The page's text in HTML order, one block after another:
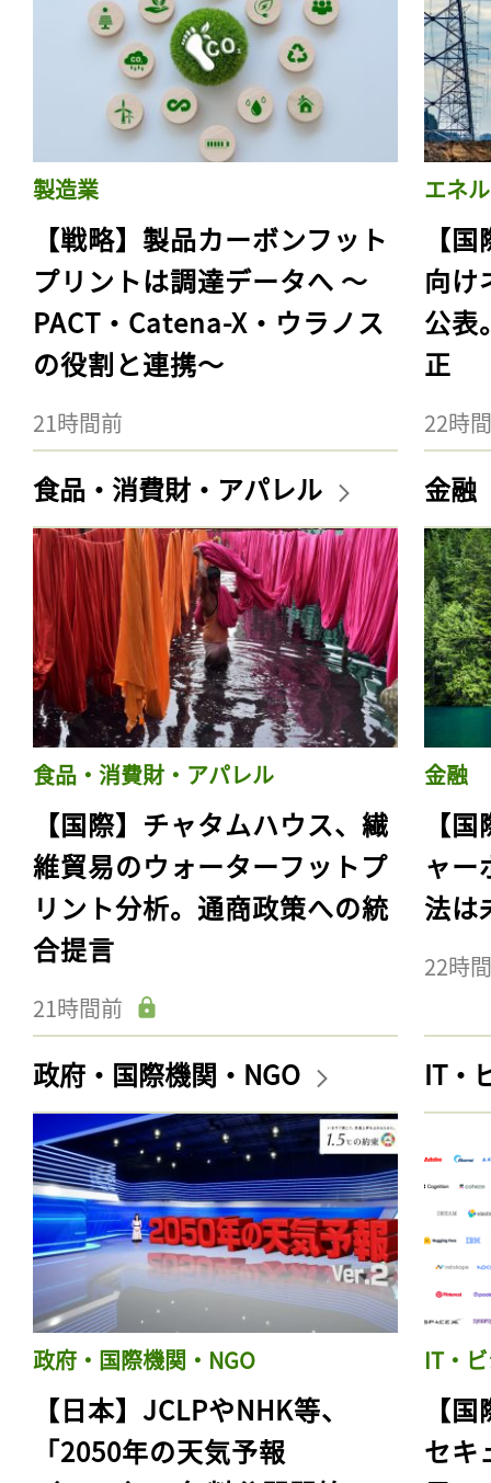
製造業
【戦略】製品カーボンフット
プリントは調達データへ 〜
PACT・Catena-X・ウラノス
の役割と連携〜
21時間前
エネ
【
向け
公表
正
22時
食品・消費財・アパレル
食品・消費財・アパレル
【国際】チャタムハウス、繊
維貿易のウォーターフットプ
リント分析。通商政策への統
合提言
21時間前
金融
金融
【
ャー
法は
22時
政府・国際機関・NGO
政府・国際機関・NGO
【日本】JCLPやNHK等、
「2050年の天気予報
IT・
IT・
【
セキ